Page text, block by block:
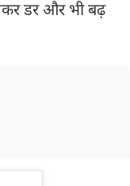
डर और भी बढ़